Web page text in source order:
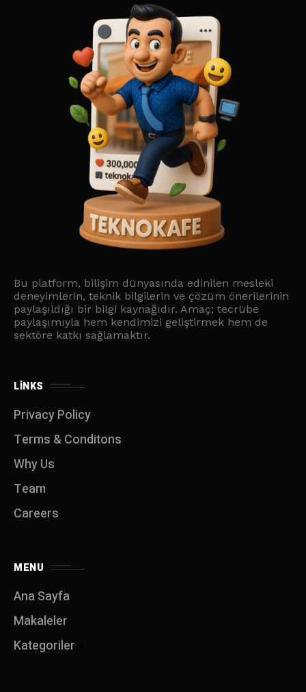
Bu platform, bilişim dünyasında edinilen mesleki
deneyimlerin, teknik bilgilerin ve çözüm önerilerinin
paylaşıldığı bir bilgi kaynağıdır. Amaç; tecrübe
paylaşımıyla hem kendimizi geliştirmek hem de
sektöre katkı sağlamaktır.
LINKS
Privacy Policy
Terms & Conditons
Why Us
Team
Careers
MENU
Ana Sayfa
Makaleler
Kategoriler